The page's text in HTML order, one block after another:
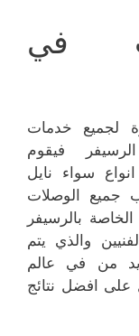
في
لجميع خدمات
الرسيفر فيقوم
سواء نايل
جميع الوصلات
بالرسيفر
والذي يتم
من في عالم
على افضل نتائج